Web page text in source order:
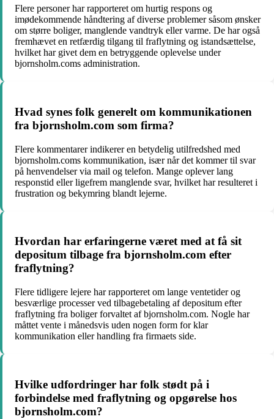
Flere personer har rapporteret om hurtig respons og
imødekommende håndtering af diverse problemer såsom ønsker
om større boliger, manglende vandtryk eller varme. De har også
fremhævet en retfærdig tilgang til fraflytning og istandsættelse,
hvilket har givet dem en betryggende oplevelse under
bjornsholm.coms administration.
Hvad synes folk generelt om kommunikationen
fra bjornsholm.com som firma?
Flere kommentarer indikerer en betydelig utilfredshed med
bjornsholm.coms kommunikation, især når det kommer til svar
på henvendelser via mail og telefon. Mange oplever lang
responstid eller ligefrem manglende svar, hvilket har resulteret i
frustration og bekymring blandt lejerne.
Hvordan har erfaringerne været med at få sit
depositum tilbage fra bjornsholm.com efter
fraflytning?
Flere tidligere lejere har rapporteret om lange ventetider og
besværlige processer ved tilbagebetaling af depositum efter
fraflytning fra boliger forvaltet af bjornsholm.com. Nogle har
måttet vente i månedsvis uden nogen form for klar
kommunikation eller handling fra firmaets side.
Hvilke udfordringer har folk stødt på i
forbindelse med fraflytning og opgørelse hos
bjornsholm.com?